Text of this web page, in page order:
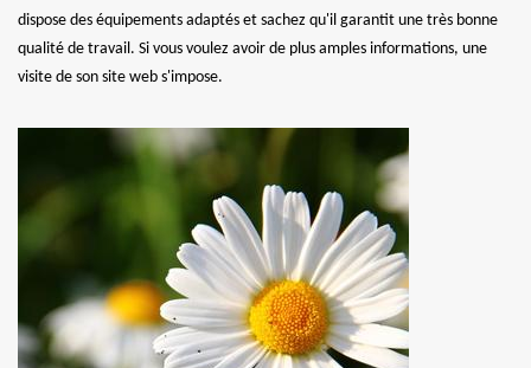
dispose des équipements adaptés et sachez qu'il garantit une très bonne
qualité de travail. Si vous voulez avoir de plus amples informations, une
visite de son site web s'impose.